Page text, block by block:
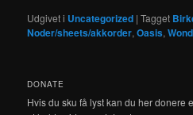
Udgivet i Uncategorized |Tagget
Noder/sheets/akkorder,Oasis,
DONATE
Hvis du sku få lyst kan du her